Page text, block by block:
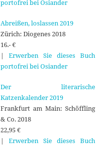
portofrei bei Osiander
Abreißen, loslassen 2019
Zürich: Diogenes 2018
16.- €
| Erwerben Sie dieses Buch
portofrei bei Osiander
Der literarische
Katzenkalender 2019
Frankfurt am Main: Schöffling
& Co. 2018
22,95 €
| Erwerben Sie dieses Buch